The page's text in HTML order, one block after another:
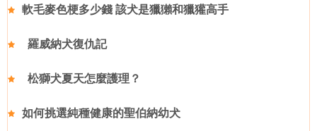
軟毛麥色梗多少錢 該犬是獵獺和獵獾高手
羅威納犬復仇記
松獅犬夏天怎麼護理？
如何挑選純種健康的聖伯納幼犬